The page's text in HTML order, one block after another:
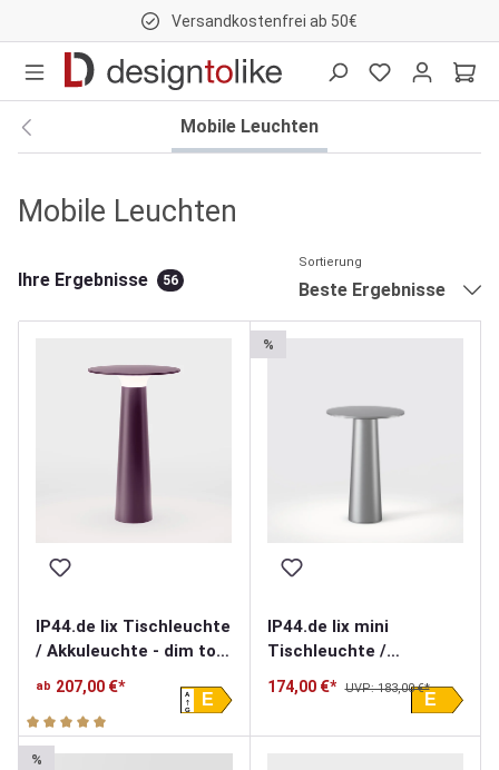
Versandkostenfrei ab 50€
Mobile Leuchten
Mobile Leuchten
Ihre Ergebnisse 56
Sortierung
Beste Ergebnisse
IP44.de lix Tischleuchte
/ Akkuleuchte - dim to
amber
ab 207,00 €*
E
A
G
Durchschnittliche Bewertung von 5 von 5 Sternen
%
IP44.de lix mini
Tischleuchte /
Akkuleuchte - mit
Charging Base
174,00 €* UVP: 183,00 €*
E
%